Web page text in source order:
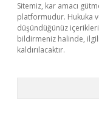
Sitemiz, kar amacı
platformudur. Hukuka
düşündüğünüz
bildirmeniz halinde,
kaldırılacaktır.